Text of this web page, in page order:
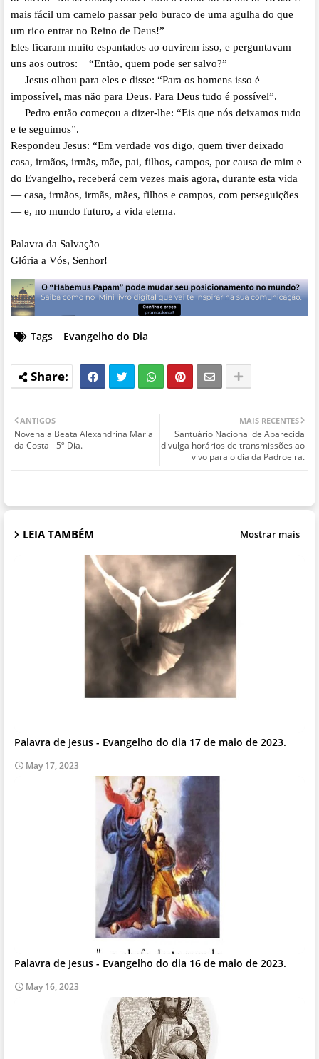
mais fácil um camelo passar pelo buraco de uma agulha do que
um rico entrar no Reino de Deus!”
Eles ficaram muito espantados ao ouvirem isso, e perguntavam
uns aos outros: “Então, quem pode ser salvo?”
Jesus olhou para eles e disse: “Para os homens isso é
impossível, mas não para Deus. Para Deus tudo é possível”.
Pedro então começou a dizer-lhe: “Eis que nós deixamos tudo
e te seguimos”.
Respondeu Jesus: “Em verdade vos digo, quem tiver deixado
casa, irmãos, irmãs, mãe, pai, filhos, campos, por causa de mim e
do Evangelho, receberá cem vezes mais agora, durante esta vida
— casa, irmãos, irmãs, mães, filhos e campos, com perseguições
— e, no mundo futuro, a vida eterna.
Palavra da Salvação
Glória a Vós, Senhor!
Tags Evangelho do Dia
MAIS RECENTES
Santuário Nacional de Aparecida
divulga horários de transmissões ao
vivo para o dia da Padroeira.
ANTIGOS
Novena a Beata Alexandrina Maria
da Costa - 5º Dia.
LEIA TAMBÉM Mostrar mais
Palavra de Jesus - Evangelho do dia 17 de maio de 2023.
May 17, 2023
Palavra de Jesus - Evangelho do dia 16 de maio de 2023.
May 16, 2023